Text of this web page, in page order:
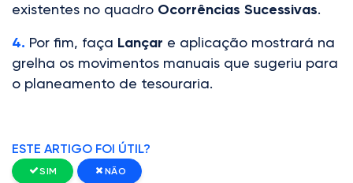
existentes no quadro Ocorrências Sucessivas.
4. Por fim, faça Lançar e aplicação mostrará na
grelha os movimentos manuais que sugeriu para
o planeamento de tesouraria.
ESTE ARTIGO FOI ÚTIL?
SIM NÃO